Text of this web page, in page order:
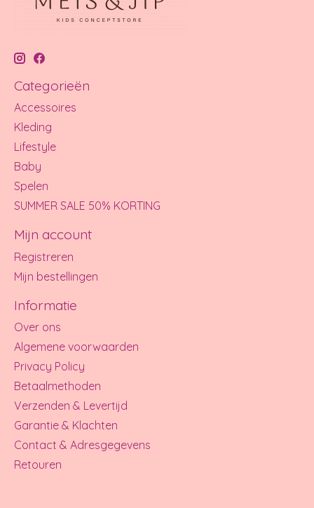
Categorieën
Accessoires
Kleding
Lifestyle
Baby
Spelen
SUMMER SALE 50% KORTING
Mijn account
Registreren
Mijn bestellingen
Informatie
Over ons
Algemene voorwaarden
Privacy Policy
Betaalmethoden
Verzenden & Levertijd
Garantie & Klachten
Contact & Adresgegevens
Retouren